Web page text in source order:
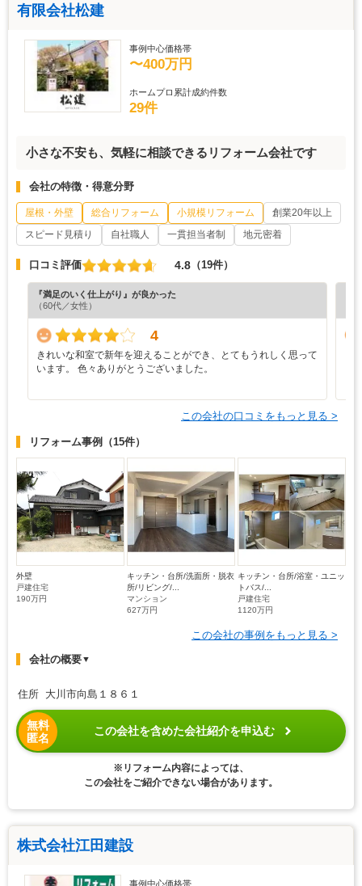
有限会社松建
事例中心価格帯
〜400万円
ホームプロ累計成約件数
29件
小さな不安も、気軽に相談できるリフォーム会社です
会社の特徴・得意分野
屋根・外壁 総合リフォーム 小規模リフォーム
創業20年以上
スピード見積り
自社職人 一貫担当者制 地元密着
口コミ評価 4.8 （19件）
『満足のいく仕上がり』が良かった
（60代／女性）
4
きれいな和室で新年を迎えることができ、とてもうれしく思って
います。 色々ありがとうございました。
この会社の口コミをもっと見る >
リフォーム事例 （15件）
外壁
戸建住宅
190万円
キッチン・台所/洗面所・脱衣
所/リビング/...
マンション
627万円
キッチン・台所/浴室・ユニッ
トバス/...
戸建住宅
1120万円
この会社の事例をもっと見る >
会社の概要▼
住所 大川市向島１８６１
無料
匿名
この会社を含めた会社紹介を申込む
※リフォーム内容によっては、
この会社をご紹介できない場合があります。
株式会社江田建設
事例中心価格帯